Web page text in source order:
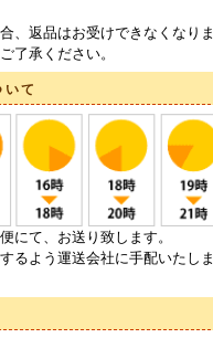
、返品はお受けできなくなりま
了承ください。
て
にて、お送り致します。
るよう運送会社に手配いたしま